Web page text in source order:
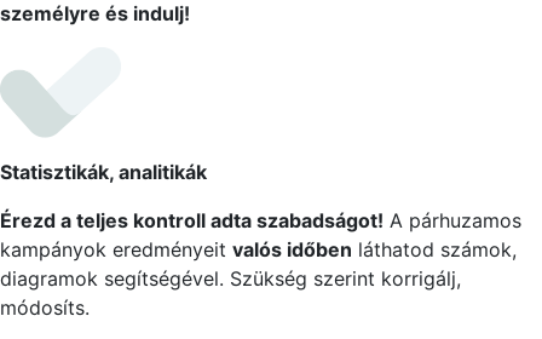
személyre és indulj!
Statisztikák, analitikák
Érezd a teljes kontroll adta szabadságot! A párhuzamos
kampányok eredményeit valós időben láthatod számok,
diagramok segítségével. Szükség szerint korrigálj,
módosíts.